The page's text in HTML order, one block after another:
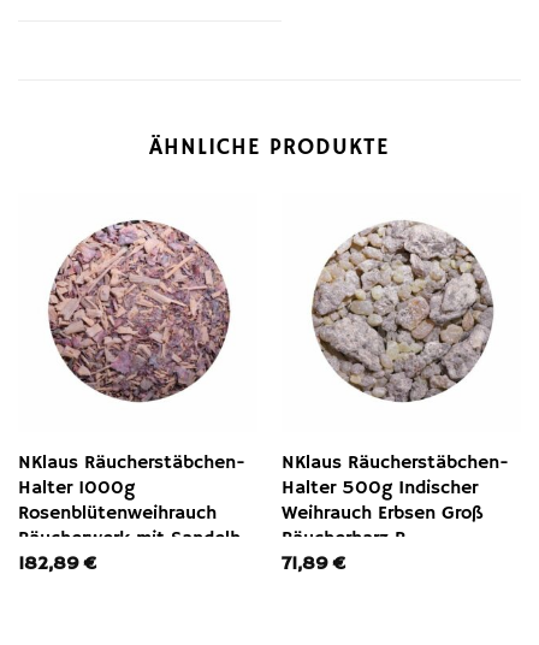
ÄHNLICHE PRODUKTE
NKlaus Räucherstäbchen-
Halter 1000g
Rosenblütenweihrauch
Räucherwerk mit Sandelh,
Räucherwerk
182,89€
NKlaus Räucherstäbchen-
Halter 500g Indischer
Weihrauch Erbsen Groß
Räucherharz R,
Räucherwerk
71,89€